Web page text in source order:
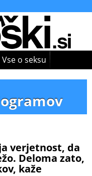
Vse o seksu
verjetnost, da
Deloma zato,
kaže